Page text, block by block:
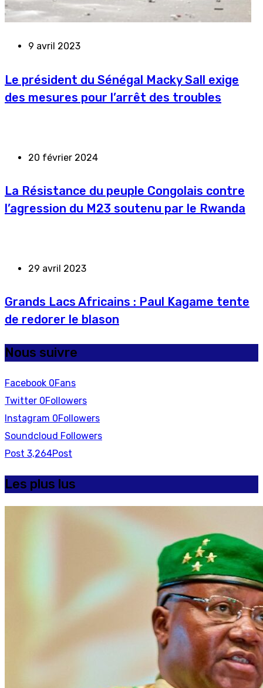
9 avril 2023
Le président du Sénégal Macky Sall exige
des mesures pour l’arrêt des troubles
20 février 2024
La Résistance du peuple Congolais contre
l’agression du M23 soutenu par le Rwanda
29 avril 2023
Grands Lacs Africains : Paul Kagame tente
de redorer le blason
Nous suivre
Facebook 0Fans
Twitter 0Followers
Instagram 0Followers
Soundcloud Followers
Post 3,264Post
Les plus lus